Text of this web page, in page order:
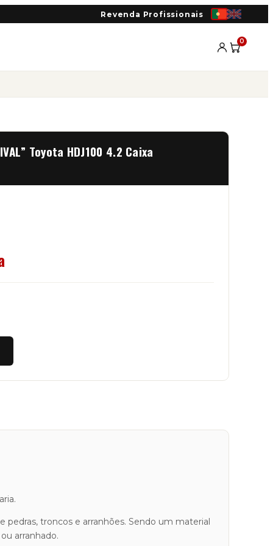
Revenda Profissionais
0
Toyota HDJ100 4.2 Caixa
troncos e arranhões. Sendo um material
arranhado.